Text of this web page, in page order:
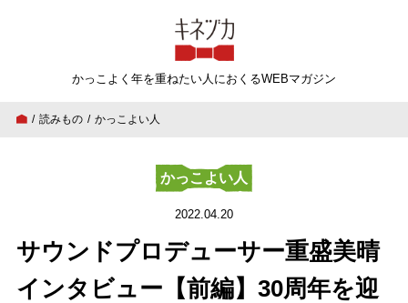
キネヅカ
かっこよく年を重ねたい人 におくるWEBマガジン
読みもの かっこよい人
かっこよい人
2022.04.20
サウンドプロデューサー重盛美晴
インタビュー【前編】30周年を迎